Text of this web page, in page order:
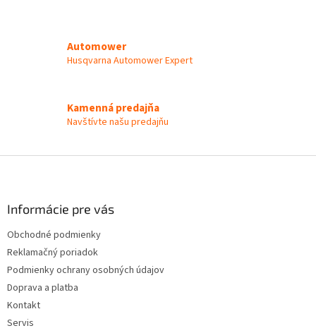
k
p
i
Automower
Husqvarna Automower Expert
Kamenná predajňa
Navštívte našu predajňu
Informácie pre vás
Obchodné podmienky
Reklamačný poriadok
Podmienky ochrany osobných údajov
Doprava a platba
Kontakt
Servis